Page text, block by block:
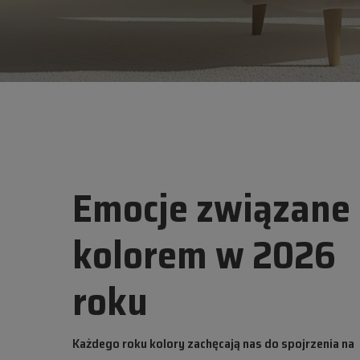
Emocje
kolorem w 2026
roku
Każdego roku kolory zachęcają nas do spojrzenia na